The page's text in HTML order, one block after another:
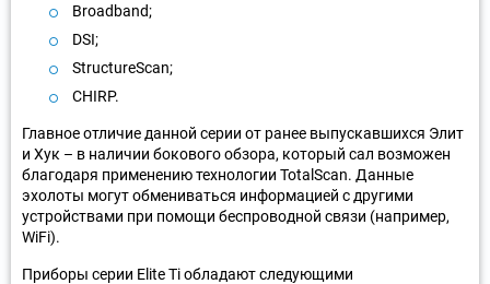
Broadband;
DSI;
StructureScan;
CHIRP.
Главное отличие данной серии от ранее выпускавшихся Элит
и Хук – в наличии бокового обзора, который сал возможен
благодаря применению технологии TotаlScаn. Данные
эхолоты могут обмениваться информацией с другими
устройствами при помощи беспроводной связи (например,
WiFi).
Приборы серии Elite Ti обладают следующими